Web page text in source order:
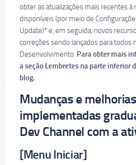
obter as atualizações mais recentes à
disponíveis (por meio de
Update)* e, em seguida, novos
correções sendo lançados para todos
Desenvolvimento. Para obter mais
a seção Lembretes na parte inferior
blog.
Mudanças e
implementadas
Dev Channel com a
[Menu Iniciar]